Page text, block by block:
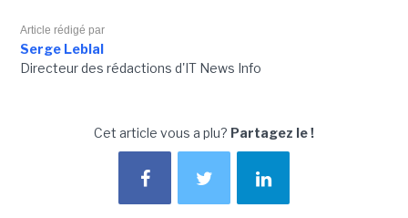
Article rédigé par
Serge Leblal
Directeur des rédactions d'IT News Info
Cet article vous a plu? Partagez le !